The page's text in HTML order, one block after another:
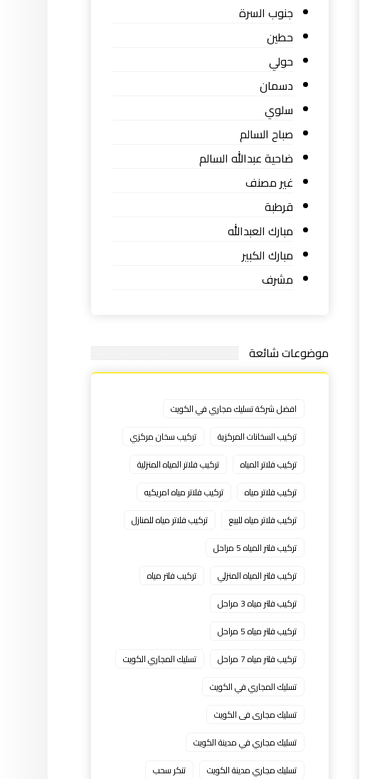
جنوب السرة
حطين
حولي
دسمان
سلوي
صباح السالم
ضاحية عبدالله السالم
غير مصنف
قرطبة
مبارك العبدالله
مبارك الكبير
مشرف
موضوعات شائعة
افضل شركة تسليك مجاري في الكويت
تركيب السخانات المركزية
تركيب سخان مركزي
تركيب فلاتر المياه
تركيب فلاتر المياه المنزلية
تركيب فلاتر مياه
تركيب فلاتر مياه امريكيه
تركيب فلاتر مياه للبيع
تركيب فلاتر مياه للمنازل
تركيب فلتر المياه 5 مراحل
تركيب فلتر المياه المنزلي
تركيب فلتر مياه
تركيب فلتر مياه 3 مراحل
تركيب فلتر مياه 5 مراحل
تركيب فلتر مياه 7 مراحل
تسليك المجاري الكويت
تسليك المجاري في الكويت
تسليك مجارى فى الكويت
تسليك مجاري في مدينة الكويت
تسليك مجاري مدينة الكويت
تنكر سحب